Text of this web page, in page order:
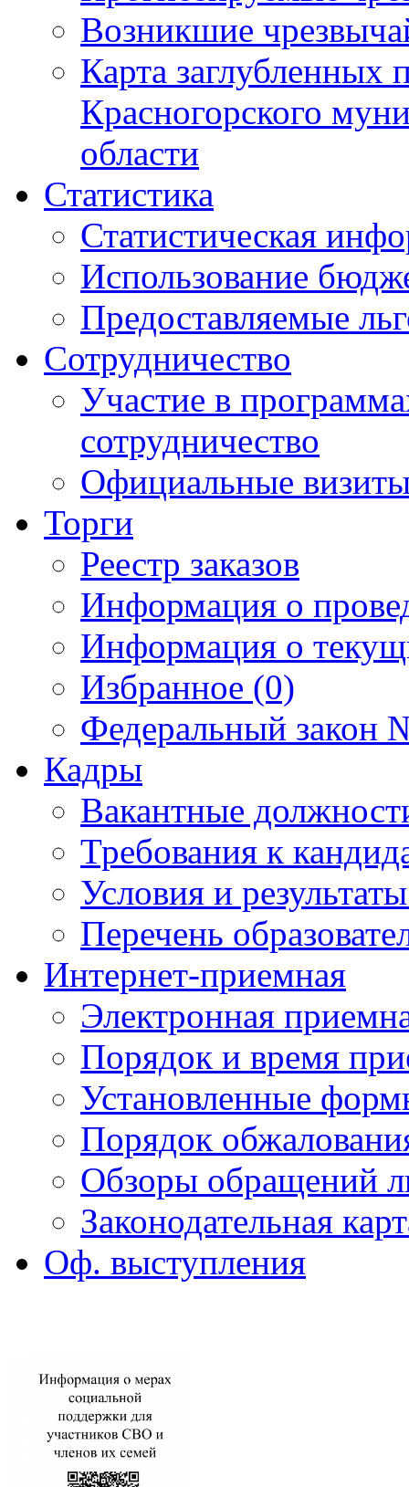
Возникшие
Карта
Красногорского
области
Статистика
Статистическая
Использование
Предоставляемые
Сотрудничество
Участие в
сотрудничество
Официальные
Торги
Реестр заказов
Информация о
Информация о
Избранное (0)
Федеральный закон
Кадры
Вакантные
Требования к
Условия и
Перечень
Интернет-приемная
Электронная
Порядок и время
Установленные
Порядок
Обзоры обращений
Законодательная
Оф. выступления